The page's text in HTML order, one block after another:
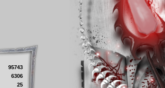
95743
6306
25